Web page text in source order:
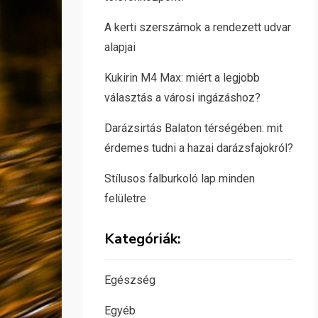
A kerti szerszámok a rendezett udvar
alapjai
Kukirin M4 Max: miért a legjobb
választás a városi ingázáshoz?
Darázsirtás Balaton térségében: mit
érdemes tudni a hazai darázsfajokról?
Stílusos falburkoló lap minden
felületre
Kategóriák:
Egészség
Egyéb